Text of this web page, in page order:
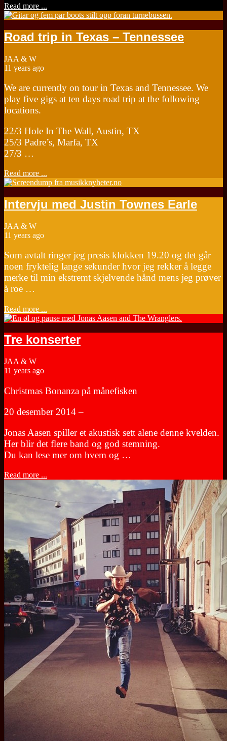
Read more ...
Road trip in Texas – Tennessee
JAA & W
11 years ago
We are currently on tour in Texas and Tennessee. We
play five gigs at ten days road trip at the following
locations.
22/3 Hole In The Wall, Austin, TX
25/3 Padre’s, Marfa, TX
27/3 …
Read more ...
Intervju med Justin Townes Earle
JAA & W
11 years ago
Som avtalt ringer jeg presis klokken 19.20 og det går
noen fryktelig lange sekunder hvor jeg rekker å legge
merke til min ekstremt skjelvende hånd mens jeg prøver
å roe …
Read more ...
Tre konserter
JAA & W
11 years ago
Christmas Bonanza på månefisken
20 desember 2014 –
Jonas Aasen spiller et akustisk sett alene denne kvelden.
Her blir det flere band og god stemning.
Du kan lese mer om hvem og …
Read more ...